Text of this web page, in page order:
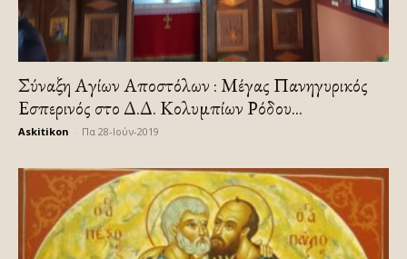
Σύναξη Αγίων Αποστόλων : Μέγας Πανηγυρικός
Εσπερινός στο Δ.Δ. Κολυμπίων Ρόδου...
Askitikon Πα 28-Ιούν-2019